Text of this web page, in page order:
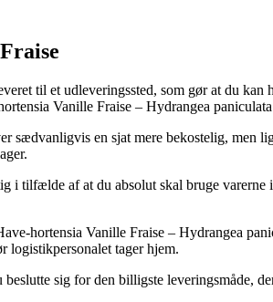
til et udleveringssted, som gør at du kan
Vanille Fraise – Hydrangea
en sjat mere bekostelig, men
tilfælde af at du absolut skal bruge varerne
hortensia Vanille Fraise – Hydrangea
logistikpersonalet tager hjem.
sig for den billigste leveringsmåde,